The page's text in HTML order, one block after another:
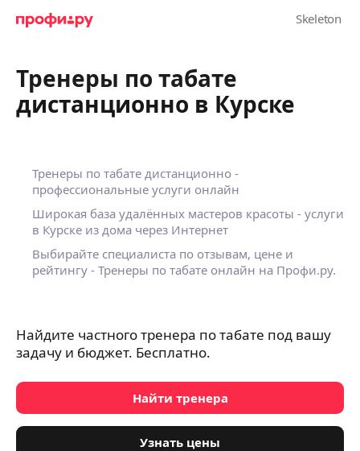
Тренеры по табате
дистанционно в Курске
Тренеры по табате дистанционно -
профессиональные услуги онлайн
Широкая база удалённых мастеров красоты - услуги
в Курске из дома через Интернет
Выбирайте специалиста по отзывам, цене и
рейтингу - Тренеры по табате онлайн на Профи.ру.
Найдите частного тренера по табате под вашу
задачу и бюджет. Бесплатно.
Найти тренера
Узнать цены